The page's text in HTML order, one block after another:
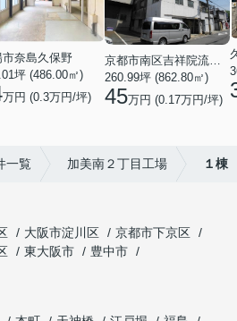
市奈島久保野
坪 (486.00㎡)
万円 (0.3万円/坪)
京都市南区吉祥院流作町
260.99坪 (862.80㎡)
45万円 (0.17万円/坪)
一覧 加美南２丁目工場 １棟
大阪市淀川区
京都市下京区
東大阪市
豊中市